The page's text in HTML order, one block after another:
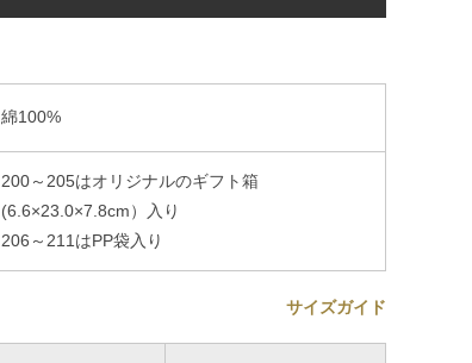
綿100%
200～205はオリジナルのギフト箱
(6.6×23.0×7.8cm）入り
206～211はPP袋入り
サイズガイド